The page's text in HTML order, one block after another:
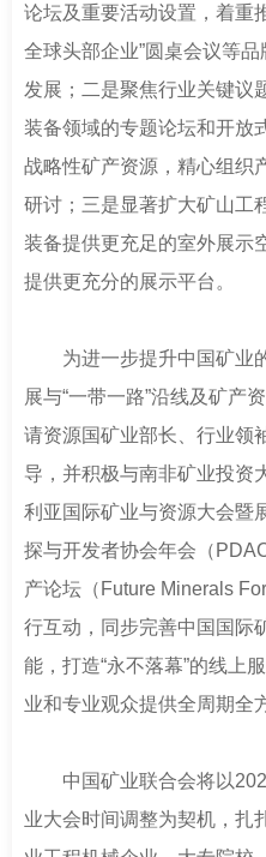
论坛及重要活动设置，着重
全球头部企业”圆桌会议等
发展；二是聚焦行业关键议
装备领域的专题论坛和开放
战略性矿产资源，精心组织
研讨；三是显著扩大矿山工
装备提供更充足的室外展示
提供更充分的展示平台。
为进一步提升中国矿业
展与“一带一路”沿线及矿产
请资源国矿业部长、行业领
导，并积极与南非矿业投资
利亚国际矿业与资源大会暨
探与开发者协会年会（
产论坛（Future Minerals
行互动，同步完善中国国际
能，打造“永不落幕”的线上
业和专业观众提供全周期全
中国矿业联合会将以
业大会时间调整为契机，扎